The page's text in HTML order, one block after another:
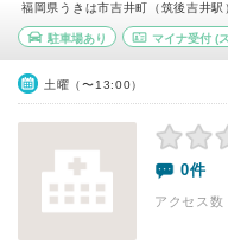
福岡県うきは市吉井町（筑後吉井駅
駐車場あり マイナ受付(
土曜（〜13:00）
0件
アクセス